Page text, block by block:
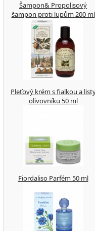
Šampon& Propolisový
šampon proti lupům 200 ml
Pleťový krém s fialkou a
olivovníku 50 ml
Fiordaliso Parfém 50 ml